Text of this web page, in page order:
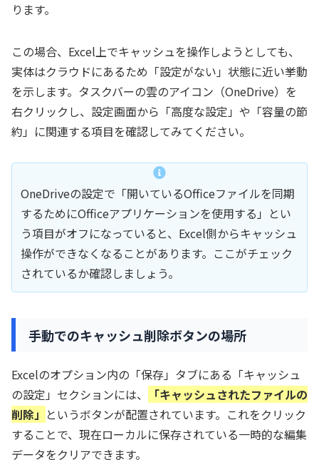
ります。
この場合、Excel上でキャッシュを操作しようとしても、
実体はクラウドにあるため「設定がない」状態に近い挙動
を示します。タスクバーの雲のアイコン（OneDrive）を
右クリックし、設定画面から「高度な設定」や「容量の節
約」に関連する項目を確認してみてください。
OneDriveの設定で「開いているOfficeファイルを同期
するためにOfficeアプリケーションを使用する」とい
う項目がオフになっていると、Excel側からキャッシュ
操作ができなくなることがあります。ここがチェック
されているか確認しましょう。
手動でのキャッシュ削除ボタンの場所
Excelのオプション内の「保存」タブにある「キャッシュ
の設定」セクションには、
「キャッシュされたファイルの
削除」 というボタンが配置されています。これをクリック
することで、現在ローカルに保存されている一時的な編集
データをクリアできます。